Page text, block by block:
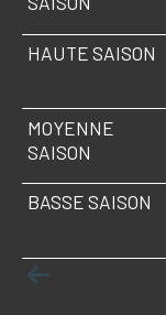
HAUTE SAISON
MOYENNE
SAISON
BASSE SAISON